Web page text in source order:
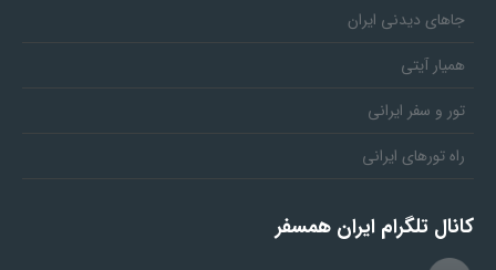
جاهای دیدنی ایران
همیار آیتی
تور و سفر ایرانی
راه تورهای ایرانی
کانال تلگرام ایران همسفر